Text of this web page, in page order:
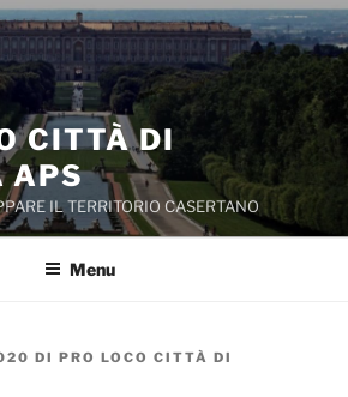
CITTÀ DI
APS
IL TERRITORIO CASERTANO
Menu
DI PRO LOCO CITTÀ DI